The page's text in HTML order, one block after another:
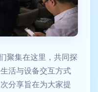
聚集在这里，共同探
活与设备交互方式
分享旨在为大家提